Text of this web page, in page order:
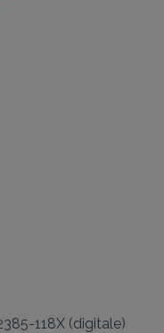
118X (digitale)